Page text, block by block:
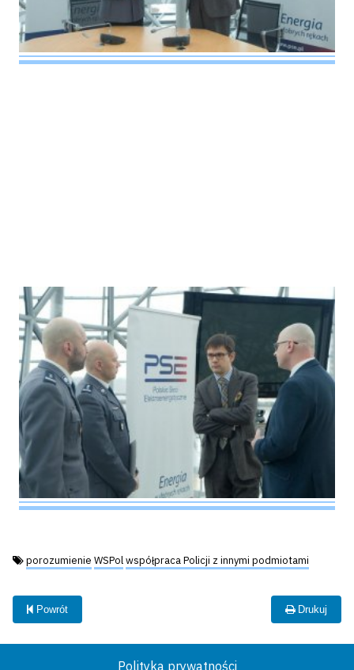
Tagi:
porozumienie WSPolwspółpraca Policji z innymi podmiotami
Powrót Drukuj
Polityka prywatności